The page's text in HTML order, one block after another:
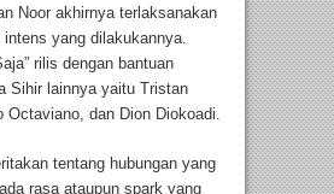
Noor akhirnya terlaksanakan
yang dilakukannya.
rilis dengan bantuan
Sihir lainnya yaitu Tristan
Octaviano, dan Dion Diokoadi.
tentang hubungan yang
rasa ataupun spark yang